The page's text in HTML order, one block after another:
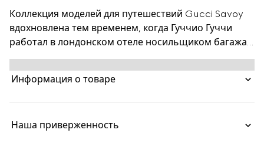
Коллекция моделей для путешествий Gucci Savoy
вдохновлена тем временем, когда Гуччио Гуччи
работал в лондонском отеле носильщиком багажа.
Жесткий чемодан сочетает два архивных символа
Дома, отдавая дань уважения неустаревающим
моделям и классическому дизайну. Модель
лента Web служит отсылкой к связи Gucci с миром
Информация о товаре
Наша приверженность